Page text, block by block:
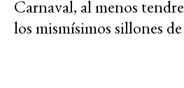
Carnaval, al menos
los mismísimos sillones